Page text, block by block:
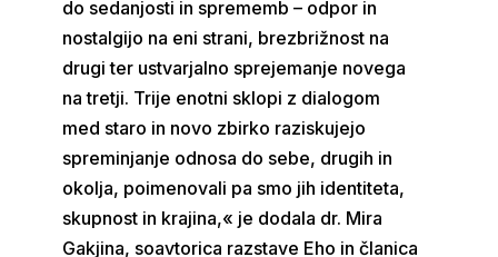
do sedanjosti in sprememb – odpor in
nostalgijo na eni strani, brezbrižnost na
drugi ter ustvarjalno sprejemanje novega
na tretji. Trije enotni sklopi z dialogom
med staro in novo zbirko raziskujejo
spreminjanje odnosa do sebe, drugih in
okolja, poimenovali pa smo jih identiteta,
skupnost in krajina,« je dodala dr. Mira
Gakjina, soavtorica razstave Eho in članica